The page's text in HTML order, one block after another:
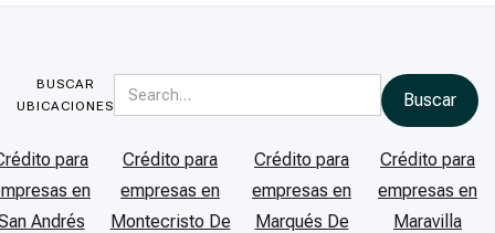
BUSCAR
UBICACIONES
para
en
Andrés
Crédito para
empresas en
Montecristo De
Crédito para
empresas en
Marqués De
Crédito para
empresas en
Maravilla